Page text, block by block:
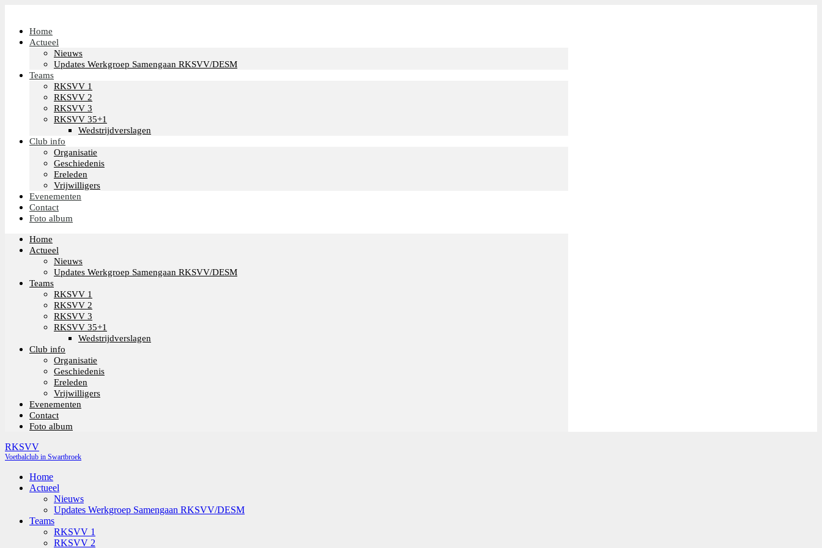
Home
Actueel
Nieuws
Updates Werkgroep Samengaan RKSVV/DESM
Teams
RKSVV 1
RKSVV 2
RKSVV 3
RKSVV 35+1
Wedstrijdverslagen
Club info
Organisatie
Geschiedenis
Ereleden
Vrijwilligers
Evenementen
Contact
Foto album
Home
Actueel
Nieuws
Updates Werkgroep Samengaan RKSVV/DESM
Teams
RKSVV 1
RKSVV 2
RKSVV 3
RKSVV 35+1
Wedstrijdverslagen
Club info
Organisatie
Geschiedenis
Ereleden
Vrijwilligers
Evenementen
Contact
Foto album
RKSVV
Voetbalclub in Swartbroek
Home
Actueel
Nieuws
Updates Werkgroep Samengaan RKSVV/DESM
Teams
RKSVV 1
RKSVV 2